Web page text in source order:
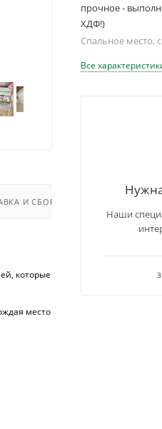
И СБОРКА
которые
место
прочное -
ХДФ!)
Спальное место,
Все
Наши